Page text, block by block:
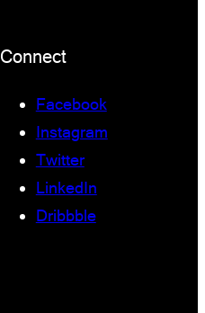
Connect
Facebook
Instagram
Twitter
LinkedIn
Dribbble